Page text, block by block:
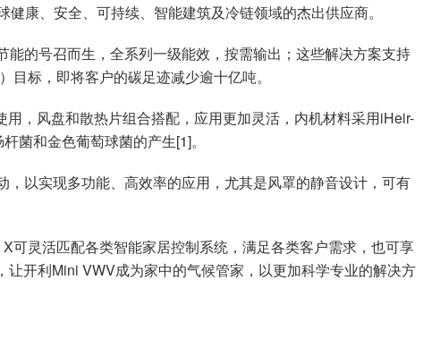
健康、安全、可持续、智能建筑及冷链领域的杰出供应商。
的号召而生，全系列一级能效，按需输出；这些解决方案支持
标，即将客户的碳足迹减少逾十亿吨。
，风盘和散热片组合搭配，应用更加灵活，内机材料采用iHeir-
菌和金色葡萄球菌的产生[1]。
以实现多功能、高效率的应用，尤其是风罩的静音设计，可有
可灵活匹配各类智能家居控制系统，满足各类客户需求，也可享
开利Mini VWV成为家中的气候管家，以更加科学专业的解决方